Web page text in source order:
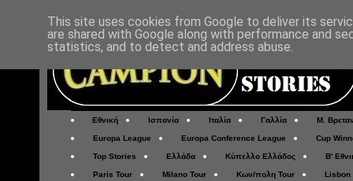
Εθνική Ισπανία Ιταλία Γαλλία Μ.
Europa League Europa Conference League Cup
Top Stories Ελλάδα Κύπελλο Ελλάδος Β'
Paris Tour Milano Tour Κων/πολη Tour Lisbon
This site uses cookies from Google to deliver its
are shared with Google along with performance and
statistics, and to detect and address abuse.